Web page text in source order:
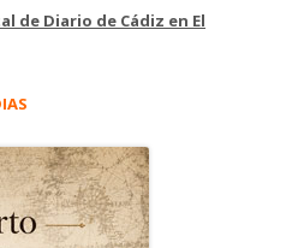
de Diario de Cádiz en El